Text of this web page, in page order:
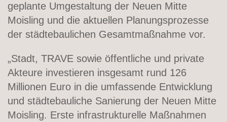
geplante Umgestaltung der Neuen Mitte
Moisling und die aktuellen Planungsprozesse
der städtebaulichen Gesamtmaßnahme vor.
„Stadt, TRAVE sowie öffentliche und private
Akteure investieren insgesamt rund 126
Millionen Euro in die umfassende Entwicklung
und städtebauliche Sanierung der Neuen Mitte
Moisling. Erste infrastrukturelle Maßnahmen